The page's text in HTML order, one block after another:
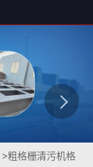
>粗格栅清污机格